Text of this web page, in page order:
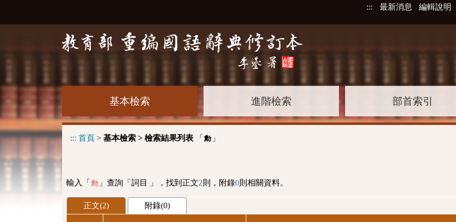
::: 最新消息 編輯說明
基本檢索 進階檢索 部首索引
::: 首頁 > 基本檢索 > 檢索結果列表 「 勳 」
輸入「 勳 」查詢「詞目 」，找到正文2則，附錄0則相關資料。
正文(2) 附錄(0)